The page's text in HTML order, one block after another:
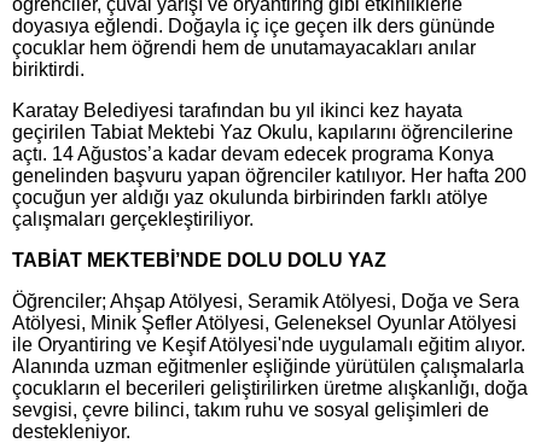
öğrenciler, çuval yarışı ve oryantiring gibi etkinliklerle
doyasıya eğlendi. Doğayla iç içe geçen ilk ders gününde
çocuklar hem öğrendi hem de unutamayacakları anılar
biriktirdi.
Karatay Belediyesi tarafından bu yıl ikinci kez hayata
geçirilen Tabiat Mektebi Yaz Okulu, kapılarını öğrencilerine
açtı. 14 Ağustos’a kadar devam edecek programa Konya
genelinden başvuru yapan öğrenciler katılıyor. Her hafta 200
çocuğun yer aldığı yaz okulunda birbirinden farklı atölye
çalışmaları gerçekleştiriliyor.
TABİAT MEKTEBİ’NDE DOLU DOLU YAZ
Öğrenciler; Ahşap Atölyesi, Seramik Atölyesi, Doğa ve Sera
Atölyesi, Minik Şefler Atölyesi, Geleneksel Oyunlar Atölyesi
ile Oryantiring ve Keşif Atölyesi'nde uygulamalı eğitim alıyor.
Alanında uzman eğitmenler eşliğinde yürütülen çalışmalarla
çocukların el becerileri geliştirilirken üretme alışkanlığı, doğa
sevgisi, çevre bilinci, takım ruhu ve sosyal gelişimleri de
destekleniyor.